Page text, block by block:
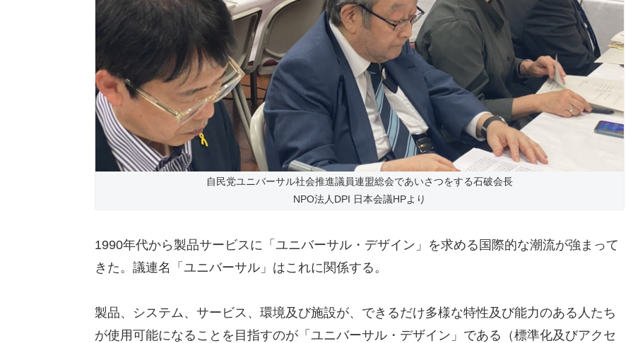
自民党ユニバーサル社会推進議員連盟総会であいさつをする石破会長
NPO法人DPI 日本会議HPより
1990年代から製品サービスに「ユニバーサル・デザイン」を求める国際的な潮流が強まって
きた。議連名「ユニバーサル」はこれに関係する。
製品、システム、サービス、環境及び施設が、できるだけ多様な特性及び能力のある人たち
が使用可能になることを目指すのが「ユニバーサル・デザイン」である（標準化及びアクセ